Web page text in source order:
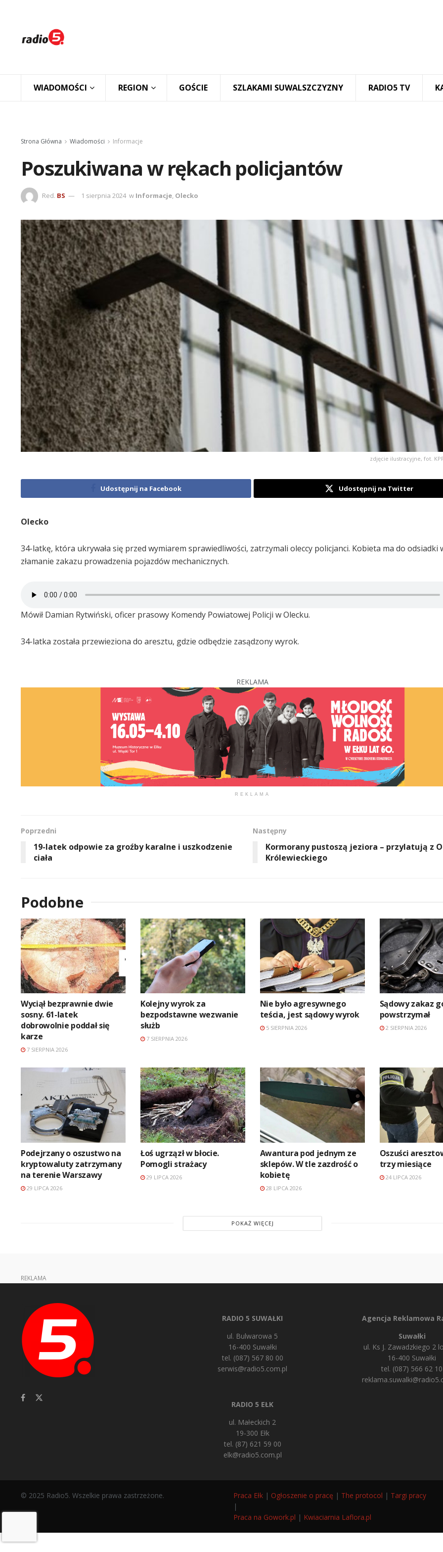
WIADOMOŚCI REGION GOŚCIE SZLAKAMI SUWALSZCZYZNY RADIO5 TV
Strona Główna Wiadomości Informacje
Poszukiwana w rękach policjantów
Red. BS 1 sierpnia 2024 w Informacje, Olecko
zdjęcie ilustracyjne, fot.
Udostępnij na Facebook Udostępnij na Twitter
Olecko
34-latkę, która ukrywała się przed wymiarem sprawiedliwości, zatrzymali oleccy policjanci. Kobieta ma do odsiadki
złamanie zakazu prowadzenia pojazdów mechanicznych.
Mówił Damian Rytwiński, oficer prasowy Komendy Powiatowej Policji w Olecku.
34-latka została przewieziona do aresztu, gdzie odbędzie zasądzony wyrok.
REKLAMA
REKLAMA
Poprzedni
19-latek odpowie za groźby karalne i uszkodzenie
ciała
Następny
Kormorany pustoszą jeziora – przylatują z
Królewieckiego
Podobne
Wyciął bezprawnie dwie
sosny. 61-latek
dobrowolnie poddał się
karze
7 SIERPNIA 2026
Kolejny wyrok za
bezpodstawne wezwanie
służb
7 SIERPNIA 2026
Nie było agresywnego
teścia, jest sądowy wyrok
5 SIERPNIA 2026
Sądowy zakaz
powstrzymał
2 SIERPNIA 2026
Podejrzany o oszustwo na
kryptowaluty zatrzymany
na terenie Warszawy
29 LIPCA 2026
Łoś ugrzązł w błocie.
Pomogli strażacy
29 LIPCA 2026
Awantura pod jednym ze
sklepów. W tle zazdrość o
kobietę
28 LIPCA 2026
Oszuści
trzy miesiące
24 LIPCA 2026
POKAŻ WIĘCEJ
REKLAMA
RADIO 5 SUWAŁKI
ul. Bulwarowa 5
16-400 Suwałki
tel. (087) 567 80 00
serwis@radio5.com.pl
RADIO 5 EŁK
ul. Małeckich 2
19-300 Ełk
tel. (87) 621 59 00
elk@radio5.com.pl
Agencja Reklamowa
Suwałki
ul. Ks J. Zawadzkiego 2
16-400 Suwałki
tel. (087) 566 62 10
© 2025 Radio5. Wszelkie prawa zastrzeżone. Praca Ełk | Ogłoszenie o pracę | The protocol | Targi pracy
|
Praca na Gowork.pl | Kwiaciarnia Laflora.pl